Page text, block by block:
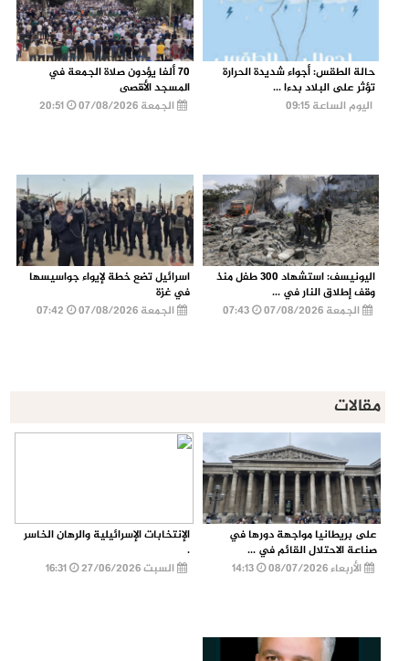
حالة الطقس: أجواء شديدة الحرارة
تؤثر على البلاد بدءا ...
اليوم الساعة 09:15
70 ألفا يؤدون صلاة الجمعة في
المسجد الأقصى
الجمعة 07/08/2026
20:51
اليونيسف: استشهاد 300 طفل منذ
وقف إطلاق النار في ...
الجمعة 07/08/2026
اسرائيل تضع خطة لإيواء جواسيسها
في غزة
الجمعة 07/08/2026
مقالات
على بريطانيا مواجهة دورها في
صناعة الاحتلال القائم في ...
الأربعاء 08/07/2026
الإنتخابات الإسرائيلية والرهان الخاسر
.
السبت 27/06/2026
16:31